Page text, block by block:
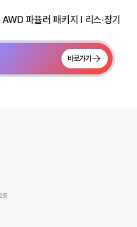
파퓰러 패키지 I 리스·장기
바로가기
층